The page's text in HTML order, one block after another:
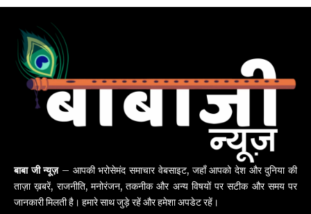
बाबा जी न्यूज़– आपकी भरोसेमंद समाचार वेबसाइट, जहाँ आपको देश और दुनिया की
ताज़ा ख़बरें, राजनीति, मनोरंजन, तकनीक और अन्य विषयों पर सटीक और समय पर
जानकारी मिलती है। हमारे साथ जुड़े रहें और हमेशा अपडेट रहें।